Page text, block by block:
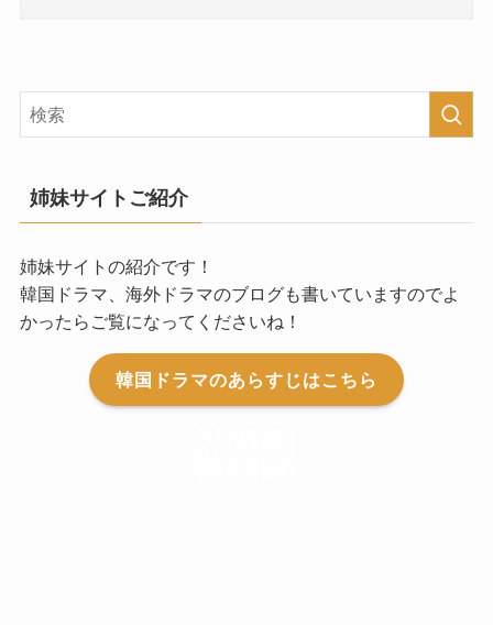
姉妹サイトご紹介
姉妹サイトの紹介です！
韓国ドラマ、海外ドラマのブログも書いていますのでよ
かったらご覧になってくださいね！
韓国ドラマのあらすじはこちら